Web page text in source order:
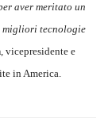
aver meritato un
migliori tecnologie
, vicepresidente e
in America.